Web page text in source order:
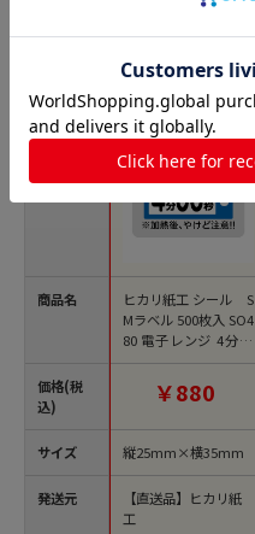
商品名
価格(税
込)
サイズ
発送元
ヒカリ紙工 シール S
Mラベル 500枚入 SO4
80 電子レンジ 4分00
秒 1袋（ご注文単位
￥880
縦25mm×横35mm
【直送品】ヒカリ紙
工